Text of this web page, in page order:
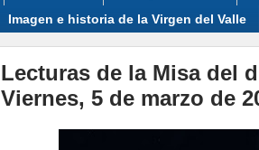
Imagen e historia de la Virgen del Valle
Lecturas de la Misa del
Viernes, 5 de marzo de